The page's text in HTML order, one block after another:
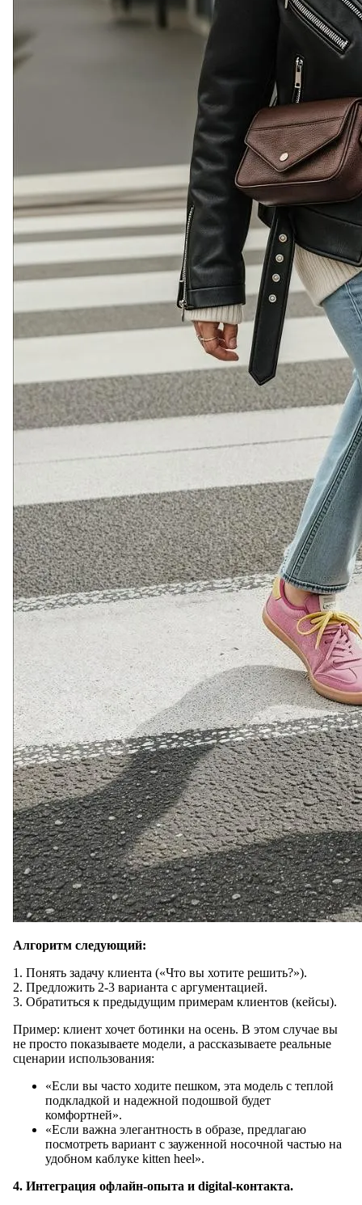
Алгоритм следующий:
1. Понять задачу клиента («Что вы хотите решить?»).
2. Предложить 2-3 варианта с аргументацией.
3. Обратиться к предыдущим примерам клиентов (кейсы).
Пример: клиент хочет ботинки на осень. В этом случае вы
не просто показываете модели, а рассказываете реальные
сценарии использования:
«Если вы часто ходите пешком, эта модель с теплой
подкладкой и надежной подошвой будет
комфортней».
«Если важна элегантность в образе, предлагаю
посмотреть вариант с зауженной носочной частью на
удобном каблуке kitten heel».
4. Интеграция офлайн-опыта и digital-контакта.